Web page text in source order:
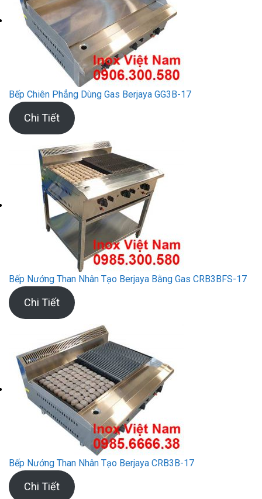
Bếp Chiên Phẳng Dùng Gas Berjaya GG3B-17
Chi Tiết
Bếp Nướng Than Nhân Tạo Berjaya Bằng Gas CRB3BFS-17
Chi Tiết
Bếp Nướng Than Nhân Tạo Berjaya CRB3B-17
Chi Tiết